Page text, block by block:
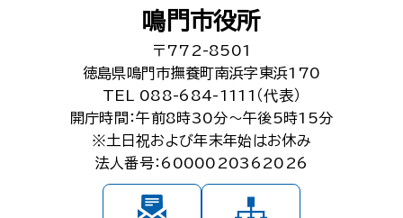
鳴門市役所
〒772-8501
徳島県鳴門市撫養町南浜字東浜170
TEL 088-684-1111（代表）
開庁時間：午前8時30分～午後5時15分
※土日祝および年末年始はお休み
法人番号：6000020362026